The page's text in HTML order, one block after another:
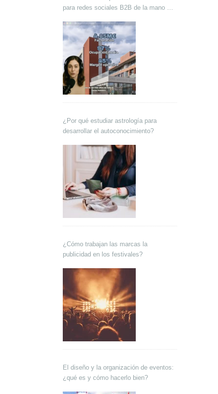
para redes sociales B2B de la mano de
¿Por qué estudiar astrología para
desarrollar el autoconocimiento?
¿Cómo trabajan las marcas la
publicidad en los festivales?
El diseño y la organización de eventos:
¿qué es y cómo hacerlo bien?